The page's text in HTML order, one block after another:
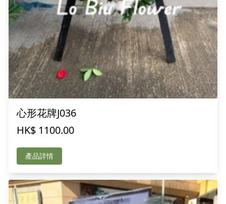
心形花牌J036
HK$ 1100.00
產品詳情